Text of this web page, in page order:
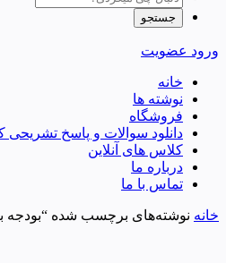
ورود عضویت
خانه
نوشته ها
فروشگاه
دانلود سوالات و پاسخ تشریحی
کلاس های آنلاین
درباره ما
تماس با ما
خانه نوشته‌های برچسب شده “بودجه